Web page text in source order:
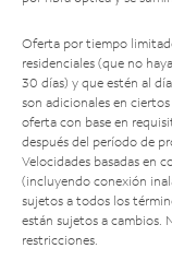
Oferta por tiempo
residenciales (que no
30 días) y que estén al
son adicionales en ciertos
oferta con base en
después del período de
Velocidades basadas en
(incluyendo conexión
sujetos a todos los
están sujetos a cambios.
restricciones.